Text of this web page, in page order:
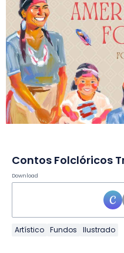
Download
Artístico Fundos Ilustrado